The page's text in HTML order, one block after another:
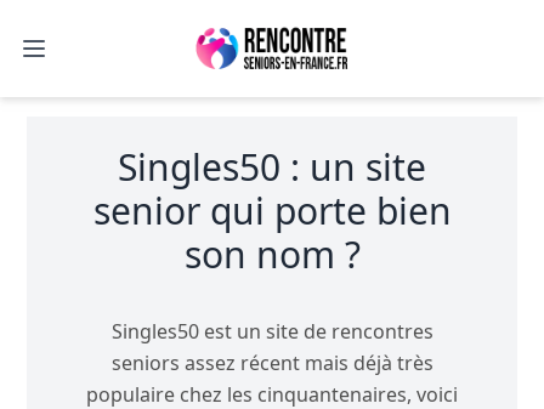
Open main menu
Singles50 : un site
senior qui porte bien
son nom ?
Singles50 est un site de rencontres
seniors assez récent mais déjà très
populaire chez les cinquantenaires, voici